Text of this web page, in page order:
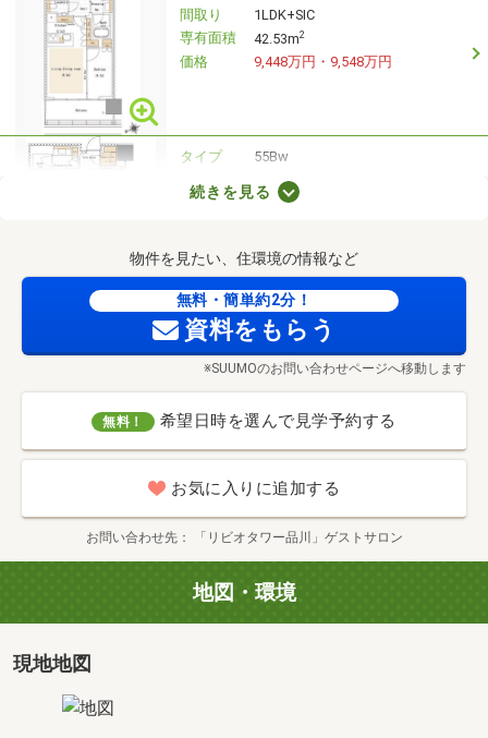
間取り
1LDK+SIC
専有面積
42.53m2
価格 9,448万円・9,548万円
タイプ
55Bw
2LDK+SIC
専有面積
56.89m
タイプ
55Ds
間取り
2LDK
専有面積
56.87m 2
価格 1億5,398万円・1億5,698万円
タイプ
60Aw
専有面積
60.69m
続きを見る
物件を見たい、住環境の情報など
無料・簡単約2分！
資料をもらう
※SUUMOのお問い合わせページへ移動します
無料！ 希望日時を選んで見学予約する
お気に入りに追加する
お問い合わせ先 「リビオタワー品川」ゲストサロン
地図・環境
現地地図